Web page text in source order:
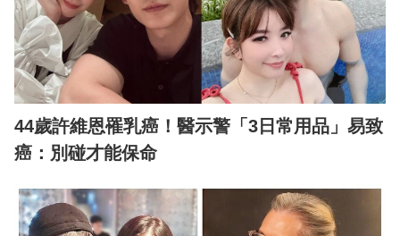
44歲許維恩罹乳癌！醫示警「3日常用品」易致
癌：別碰才能保命